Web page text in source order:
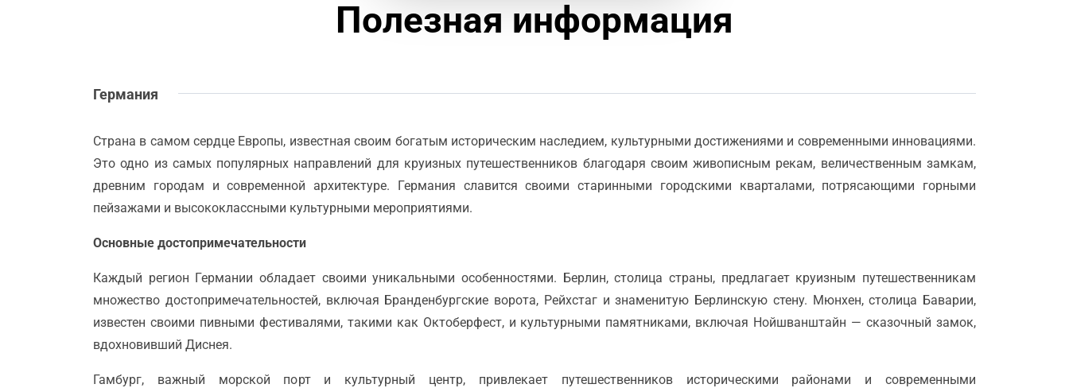
Полезная информация
Германия
Страна в самом сердце Европы, известная своим богатым историческим наследием, культурными достижениями и современными инновациями.
Это одно из самых популярных направлений для круизных путешественников благодаря своим живописным рекам, величественным замкам,
древним городам и современной архитектуре. Германия славится своими старинными городскими кварталами, потрясающими горными
пейзажами и высококлассными культурными мероприятиями.
Основные достопримечательности
Каждый регион Германии обладает своими уникальными особенностями. Берлин, столица страны, предлагает круизным путешественникам
множество достопримечательностей, включая Бранденбургские ворота, Рейхстаг и знаменитую Берлинскую стену. Мюнхен, столица Баварии,
известен своими пивными фестивалями, такими как Октоберфест, и культурными памятниками, включая Нойшванштайн — сказочный замок,
вдохновивший Диснея.
Гамбург, важный морской порт и культурный центр, привлекает путешественников историческими районами и современными